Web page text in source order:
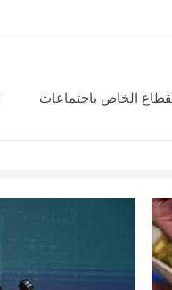
الخاص باجتماعات